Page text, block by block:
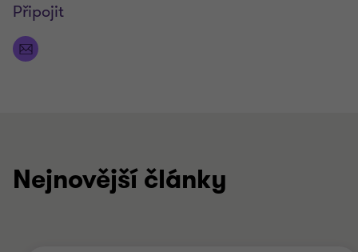
Připojit
Nejnovější články